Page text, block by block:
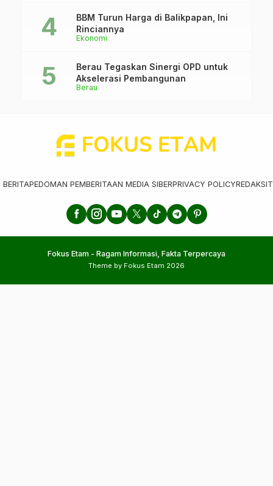
Ekonomi
BBM Turun Harga di Balikpapan, Ini
Rinciannya
Berau
Berau Tegaskan Sinergi OPD untuk
Akselerasi Pembangunan
BERITAPEDOMAN PEMBERITAAN MEDIA SIBERPRIVACY POLICYREDAKSI
Fokus Etam - Ragam Informasi, Fakta Terpercaya
Theme by Fokus Etam 2026